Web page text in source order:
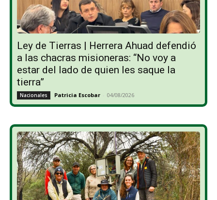
Ley de Tierras | Herrera Ahuad defendió
a las chacras misioneras: “No voy a
estar del lado de quien les saque la
tierra”
Nacionales Patricia Escobar - 04/08/2026